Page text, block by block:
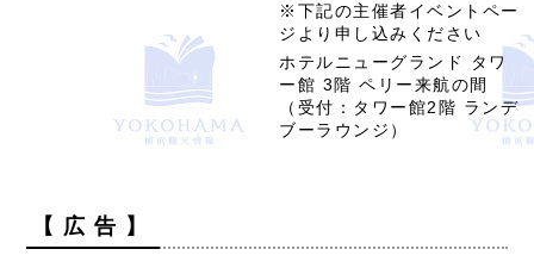
※下記の主催者イベントペー
ジより申し込みください
ホテルニューグランド タワ
ー館 3階 ペリー来航の間
（受付：タワー館2階 ランデ
ブーラウンジ）
【 広 告 】